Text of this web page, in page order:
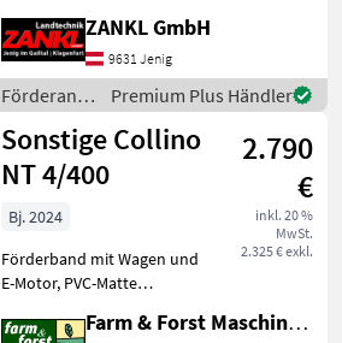
Förderhöhe 3, 7m -
Bandbreite 40cm - mit
Fahrwerk - verzinkte
Ausführung - PRIVATVE
ZANKL GmbH
9631 Jenig
Förderanlagen
/ Sonstige
Premium Plus Händler
Sonstige Collino
NT 4/400
2.790
€
inkl. 20 %
MwSt.
2.325 € exkl.
Bj. 2024
Förderband mit Wagen und
E-Motor, PVC-Matte
Förderbänder
Farm & Forst Maschinenhandel GmbH. u. CoKG